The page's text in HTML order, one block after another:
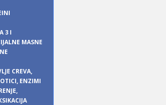
3 I
MASNE
CREVA,
ENZIMI